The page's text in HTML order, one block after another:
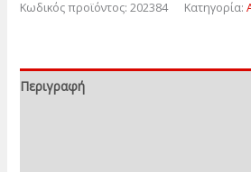
Κωδικός προϊόντος: 202384 Κατηγορία:
Περιγραφή